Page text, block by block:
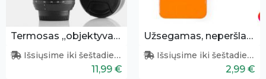
Termosas „objektyvas“
Išsiųsime iki šeštadienio
11,99 €
Užsegamas, neperšlampamas maišelis
Išsiųsime iki šeštadienio
2,99 €